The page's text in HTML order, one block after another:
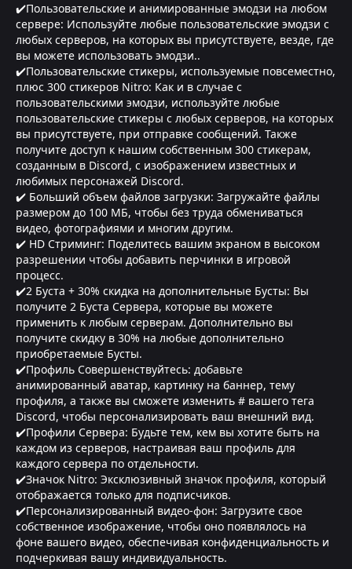
✔️Пользовательские и анимированные эмодзи на любом
сервере: Используйте любые пользовательские эмодзи с
любых серверов, на которых вы присутствуете, везде, где
вы можете использовать эмодзи..
✔️Пользовательские стикеры, используемые повсеместно,
плюс 300 стикеров Nitro: Как и в случае с
пользовательскими эмодзи, используйте любые
пользовательские стикеры с любых серверов, на которых
вы присутствуете, при отправке сообщений. Также
получите доступ к нашим собственным 300 стикерам,
созданным в Discord, с изображением известных и
любимых персонажей Discord.
✔️ Больший объем файлов загрузки: Загружайте файлы
размером до 100 МБ, чтобы без труда обмениваться
видео, фотографиями и многим другим.
✔️ HD Стриминг: Поделитесь вашим экраном в высоком
разрешении чтобы добавить перчинки в игровой
процесс.
✔️2 Буста + 30% скидка на дополнительные Бусты: Вы
получите 2 Буста Сервера, которые вы можете
применить к любым серверам. Дополнительно вы
получите скидку в 30% на любые дополнительно
приобретаемые Бусты.
✔️Профиль Совершенствуйтесь: добавьте
анимированный аватар, картинку на баннер, тему
профиля, а также вы сможете изменить # вашего тега
Discord, чтобы персонализировать ваш внешний вид.
✔️Профили Сервера: Будьте тем, кем вы хотите быть на
каждом из серверов, настраивая ваш профиль для
каждого сервера по отдельности.
✔️Значок Nitro: Эксклюзивный значок профиля, который
отображается только для подписчиков.
✔️Персонализированный видео-фон: Загрузите свое
собственное изображение, чтобы оно появлялось на
фоне вашего видео, обеспечивая конфиденциальность и
подчеркивая вашу индивидуальность.